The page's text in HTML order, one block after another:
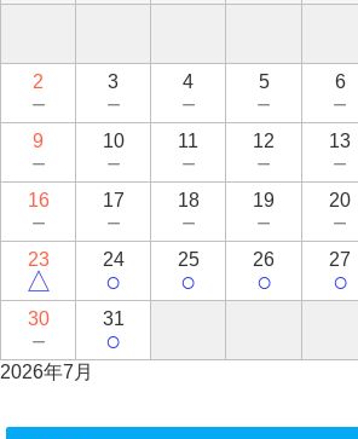
2
－
3
－
4
－
5
－
6
－
9
－
10
－
11
－
12
－
13
－
16
－
17
－
18
－
19
－
20
－
23
△
24
○
25
○
26
○
27
○
30
－
31
○
2026年7月